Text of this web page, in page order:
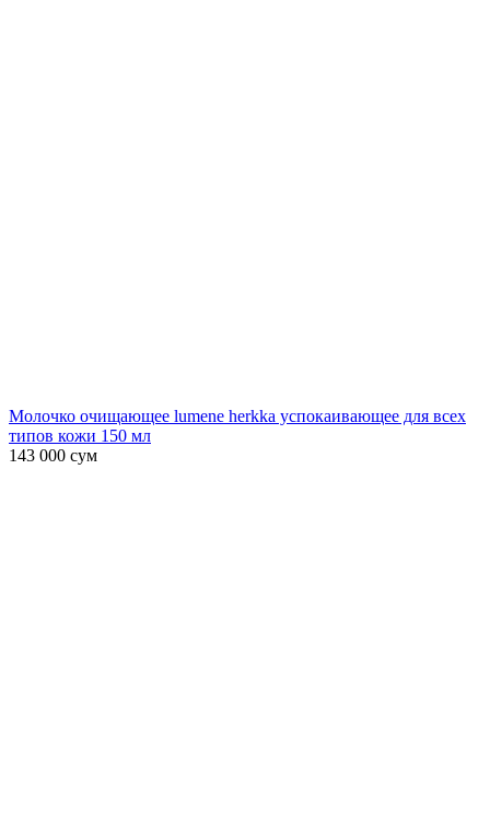
Молочко очищающее lumene herkka успокаивающее для всех
типов кожи 150 мл
143 000 сум